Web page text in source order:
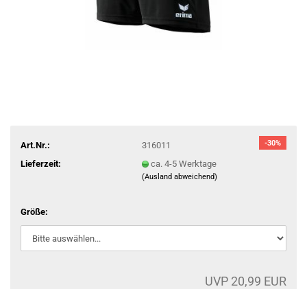
-30%
Art.Nr.:
316011
Lieferzeit:
ca. 4-5 Werktage
(Ausland abweichend)
Größe:
UVP 20,99 EUR